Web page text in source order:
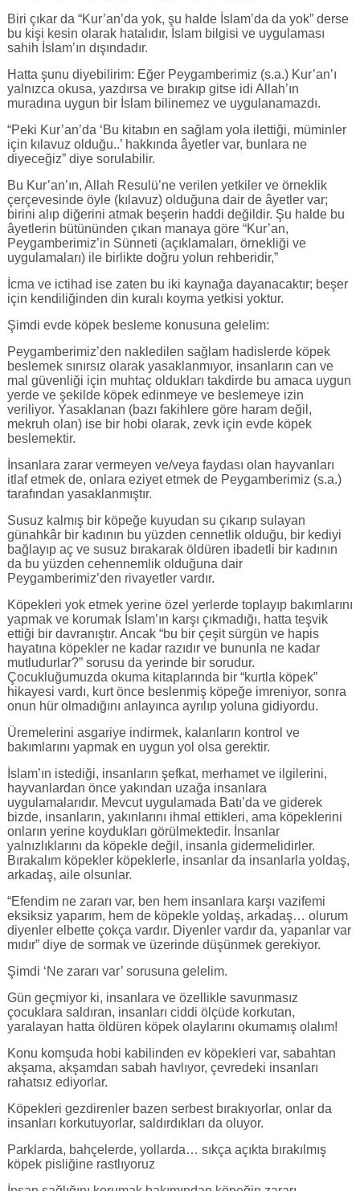
Biri çıkar da “Kur’an’da yok, şu halde İslam’da da yok” derse
bu kişi kesin olarak hatalıdır, İslam bilgisi ve uygulaması
sahih İslam’ın dışındadır.
Hatta şunu diyebilirim: Eğer Peygamberimiz (s.a.) Kur’an’ı
yalnızca okusa, yazdırsa ve bırakıp gitse idi Allah’ın
muradına uygun bir İslam bilinemez ve uygulanamazdı.
“Peki Kur’an’da ‘Bu kitabın en sağlam yola ilettiği, müminler
için kılavuz olduğu..’ hakkında âyetler var, bunlara ne
diyeceğiz” diye sorulabilir.
Bu Kur’an’ın, Allah Resulü’ne verilen yetkiler ve örneklik
çerçevesinde öyle (kılavuz) olduğuna dair de âyetler var;
birini alıp diğerini atmak beşerin haddi değildir. Şu halde bu
âyetlerin bütününden çıkan manaya göre “Kur’an,
Peygamberimiz’in Sünneti (açıklamaları, örnekliği ve
uygulamaları) ile birlikte doğru yolun rehberidir,”
İcma ve ictihad ise zaten bu iki kaynağa dayanacaktır; beşer
için kendiliğinden din kuralı koyma yetkisi yoktur.
Şimdi evde köpek besleme konusuna gelelim:
Peygamberimiz’den nakledilen sağlam hadislerde köpek
beslemek sınırsız olarak yasaklanmıyor, insanların can ve
mal güvenliği için muhtaç oldukları takdirde bu amaca uygun
yerde ve şekilde köpek edinmeye ve beslemeye izin
veriliyor. Yasaklanan (bazı fakihlere göre haram değil,
mekruh olan) ise bir hobi olarak, zevk için evde köpek
beslemektir.
İnsanlara zarar vermeyen ve/veya faydası olan hayvanları
itlaf etmek de, onlara eziyet etmek de Peygamberimiz (s.a.)
tarafından yasaklanmıştır.
Susuz kalmış bir köpeğe kuyudan su çıkarıp sulayan
günahkâr bir kadının bu yüzden cennetlik olduğu, bir kediyi
bağlayıp aç ve susuz bırakarak öldüren ibadetli bir kadının
da bu yüzden cehennemlik olduğuna dair
Peygamberimiz’den rivayetler vardır.
Köpekleri yok etmek yerine özel yerlerde toplayıp bakımlarını
yapmak ve korumak İslam’ın karşı çıkmadığı, hatta teşvik
ettiği bir davranıştır. Ancak “bu bir çeşit sürgün ve hapis
hayatına köpekler ne kadar razıdır ve bununla ne kadar
mutludurlar?” sorusu da yerinde bir sorudur.
Çocukluğumuzda okuma kitaplarında bir “kurtla köpek”
hikayesi vardı, kurt önce beslenmiş köpeğe imreniyor, sonra
onun hür olmadığını anlayınca ayrılıp yoluna gidiyordu.
Üremelerini asgariye indirmek, kalanların kontrol ve
bakımlarını yapmak en uygun yol olsa gerektir.
İslam’ın istediği, insanların şefkat, merhamet ve ilgilerini,
hayvanlardan önce yakından uzağa insanlara
uygulamalarıdır. Mevcut uygulamada Batı’da ve giderek
bizde, insanların, yakınlarını ihmal ettikleri, ama köpeklerini
onların yerine koydukları görülmektedir. İnsanlar
yalnızlıklarını da köpekle değil, insanla gidermelidirler.
Bırakalım köpekler köpeklerle, insanlar da insanlarla yoldaş,
arkadaş, aile olsunlar.
“Efendim ne zararı var, ben hem insanlara karşı vazifemi
eksiksiz yaparım, hem de köpekle yoldaş, arkadaş… olurum
diyenler elbette çokça vardır. Diyenler vardır da, yapanlar var
mıdır” diye de sormak ve üzerinde düşünmek gerekiyor.
Şimdi ‘Ne zararı var’ sorusuna gelelim.
Gün geçmiyor ki, insanlara ve özellikle savunmasız
çocuklara saldıran, insanları ciddi ölçüde korkutan,
yaralayan hatta öldüren köpek olaylarını okumamış olalım!
Konu komşuda hobi kabilinden ev köpekleri var, sabahtan
akşama, akşamdan sabah havlıyor, çevredeki insanları
rahatsız ediyorlar.
Köpekleri gezdirenler bazen serbest bırakıyorlar, onlar da
insanları korkutuyorlar, saldırdıkları da oluyor.
Parklarda, bahçelerde, yollarda… sıkça açıkta bırakılmış
köpek pisliğine rastlıyoruz